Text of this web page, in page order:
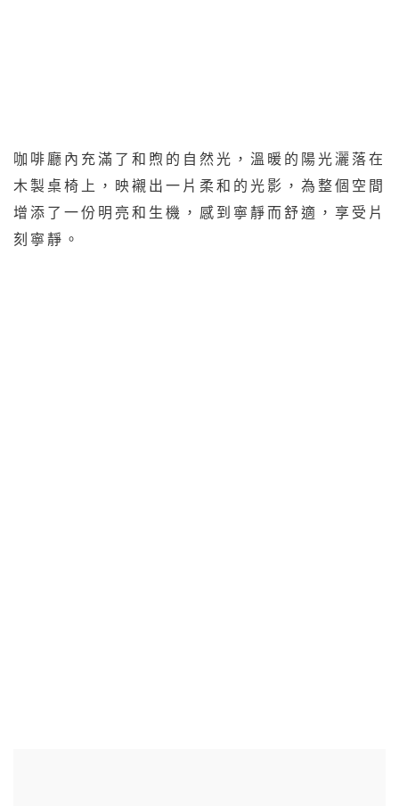
咖啡廳內充滿了和煦的自然光，溫暖的陽光灑落在
木製桌椅上，映襯出一片柔和的光影，為整個空間
增添了一份明亮和生機，感到寧靜而舒適，享受片
刻寧靜。